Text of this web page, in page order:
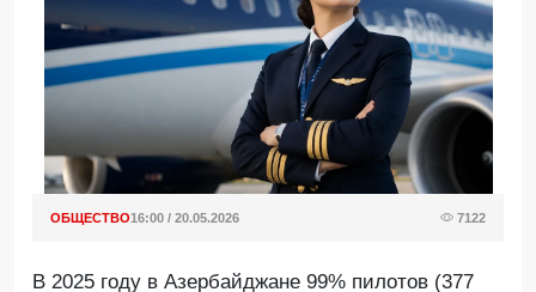
ОБЩЕСТВО16:00 / 20.05.2026 7122
В 2025 году в Азербайджане 99% пилотов (377